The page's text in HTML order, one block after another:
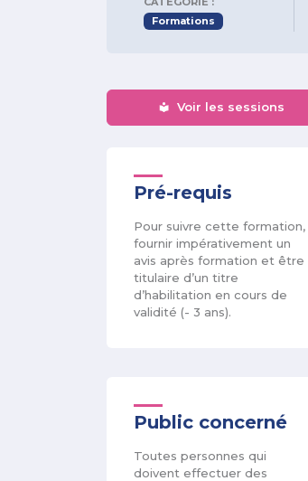
Formations
Voir les sessions
Pré-requis
Pour suivre cette formation,
fournir impérativement un
avis après formation et être
titulaire d’un titre
d’habilitation en cours de
validité (- 3 ans).
Public concerné
Toutes personnes qui
doivent effectuer des